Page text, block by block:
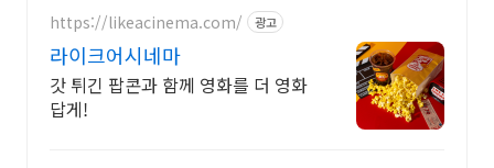
https://likeacinema.com/ 광고
라이크어시네마
갓 튀긴 팝콘과 함께 영화를 더 영화
답게!